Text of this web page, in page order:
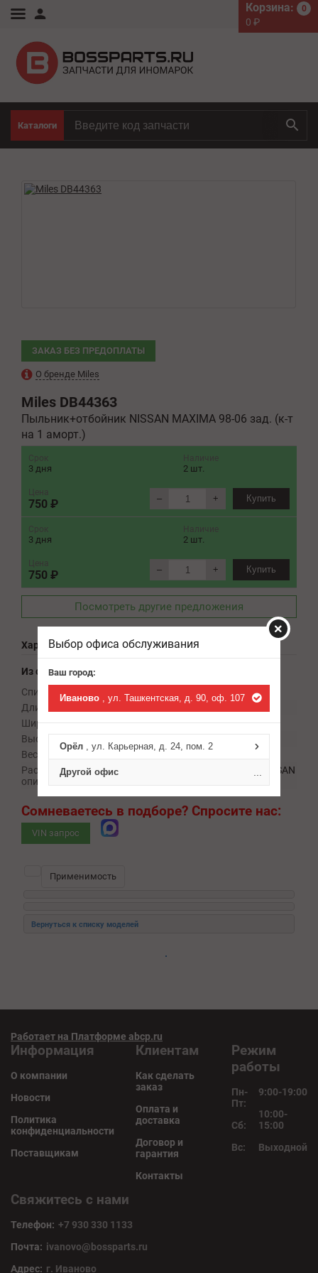
Корзина: 0
0 ₽
Каталоги
ЗАКАЗ БЕЗ ПРЕДОПЛАТЫ
О бренде Miles
Miles DB44363
Пыльник+отбойник NISSAN MAXIMA 98-06 зад. (к-т
на 1 аморт.)
Срок
3 дня
Наличие
2 шт.
Цена
750 ₽ – + Купить
Срок
3 дня
Наличие
2 шт.
Цена
750 ₽ – + Купить
Посмотреть другие предложения
Характеристики
Из справочника ABCP
Список EAN-13:
5415236944359
Длина, мм:
Ширина, мм:
Высота, мм:
Вес, кг:
0.24
Расширенное
описание:
Пыл+отб амортизатора INFINITI/NISSAN
Сомневаетесь в подборе? Спросите нас:
VIN запрос
Применимость
Работает на Платформе abcp.ru
Информация
О компании
Новости
Политика
конфиденциальности
Поставщикам
Клиентам
Как сделать
заказ
Оплата и
доставка
Договор и
гарантия
Контакты
Режим
работы
Пн-
Пт:
Сб:
Вс:
9:00-19:00
10:00-
15:00
Выходной
Свяжитесь с нами
Телефон: +7 930 330 1133
Почта: ivanovo@bossparts.ru
Адрес: г. Иваново
Выбор офиса обслуживания
Ваш город:
Иваново , ул. Ташкентская, д. 90, оф. 107
Орёл , ул. Карьерная, д. 24, пом. 2
Другой офис